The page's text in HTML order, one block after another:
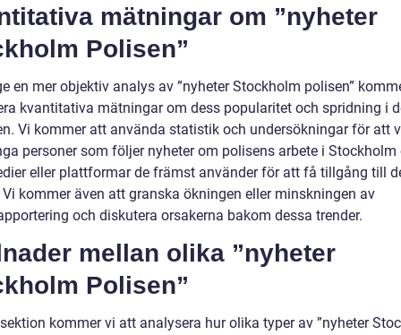
mätningar om ”nyheter
Polisen”
en mer objektiv analys av ”nyheter Stockholm polisen”
kvantitativa mätningar om dess popularitet och spridning i
Vi kommer att använda statistik och undersökningar för att
personer som följer nyheter om polisens arbete i Stockholm
eller plattformar de främst använder för att få tillgång till
Vi kommer även att granska ökningen eller minskningen av
och diskutera orsakerna bakom dessa trender.
mellan olika ”nyheter
Polisen”
kommer vi att analysera hur olika typer av ”nyheter